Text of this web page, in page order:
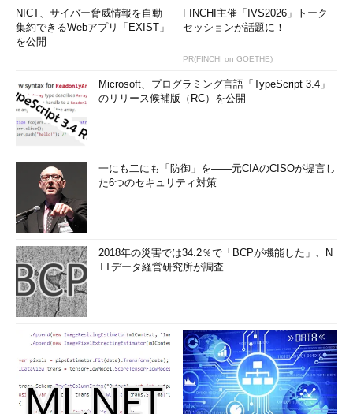
NICT、サイバー脅威情報を自動
集約できるWebアプリ「EXIST」
を公開
FINCHI主催「IVS2026」トーク
セッションが話題に！
PR(FINCHI on GOETHE)
Microsoft、プログラミング言語「TypeScript 3.4」
のリリース候補版（RC）を公開
一にも二にも「防御」を――元CIAのCISOが提言し
た6つのセキュリティ対策
2018年の災害では34.2％で「BCPが機能した」、N
TTデータ経営研究所が調査